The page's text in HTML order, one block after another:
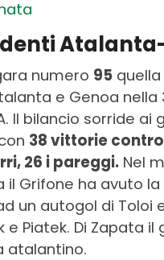
numero 95quella
e Genoa nella
Il bilancio sorride ai
38 vittorie contro
26 i pareggi. Nel
il Grifone ha avuto
un autogol di Toloi
e Piatek. Di Zapata il
atalantino.